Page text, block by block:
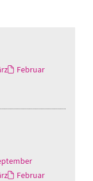
Februar
Februar